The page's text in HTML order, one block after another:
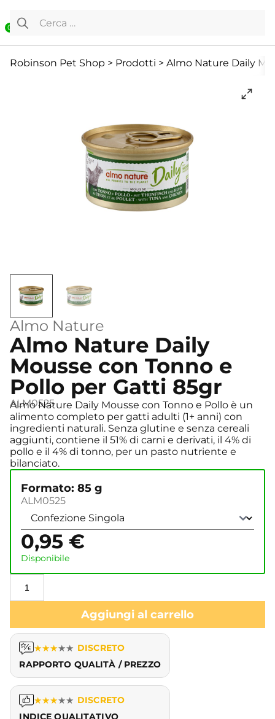
0
Ricerca per:
Robinson Pet Shop > Prodotti > Almo Nature Daily
Almo Nature
Almo Nature Daily
Mousse con Tonno e
Pollo per Gatti 85gr
ALM0525
Almo Nature Daily Mousse con Tonno e Pollo è un
alimento completo per gatti adulti (1+ anni) con
ingredienti naturali. Senza glutine e senza cereali
aggiunti, contiene il 51% di carni e derivati, il 4% di
pollo e il 4% di tonno, per un pasto nutriente e
bilanciato.
Formato: 85 g
ALM0525
0,95 €
Disponibile
Aggiungi al carrello
★★★★★ DISCRETO
RAPPORTO QUALITÀ / PREZZO
★★★★★ DISCRETO
INDICE QUALITATIVO